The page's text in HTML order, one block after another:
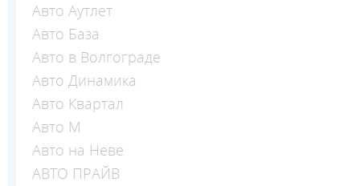
Авто Аутлет
Авто База
Авто в Волгограде
Авто Динамика
Авто Квартал
Авто М
Авто на Неве
АВТО ПРАЙВ